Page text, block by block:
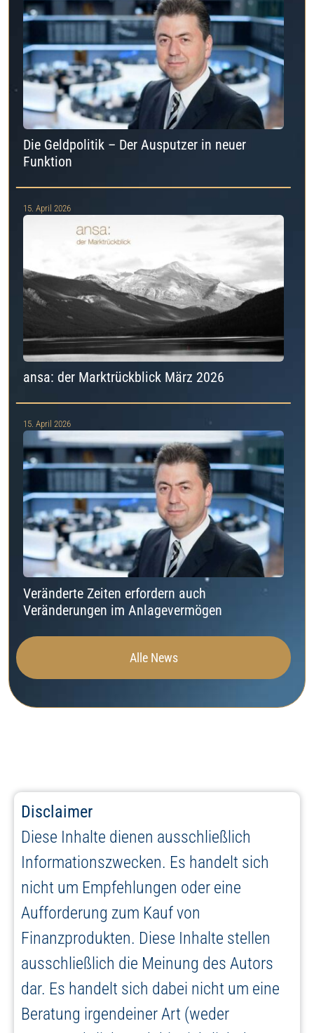
Die Geldpolitik – Der Ausputzer in neuer
Funktion
15. April 2026
ansa: der Marktrückblick März 2026
15. April 2026
Veränderte Zeiten erfordern auch
Veränderungen im Anlagevermögen
Alle News
Disclaimer
Diese Inhalte dienen ausschließlich
Informationszwecken. Es handelt sich
nicht um Empfehlungen oder eine
Aufforderung zum Kauf von
Finanzprodukten. Diese Inhalte stellen
ausschließlich die Meinung des Autors
dar. Es handelt sich dabei nicht um eine
Beratung irgendeiner Art (weder